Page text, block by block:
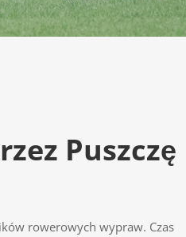
Puszczę
rowerowych wypraw. Czas